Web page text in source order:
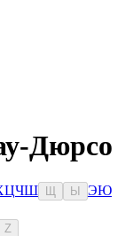
Дюрсо
ЦЧШ Ы ЭЮ
Z